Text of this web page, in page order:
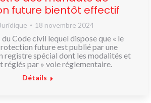
future bientôt effectif
18 novembre 2024
du Code civil lequel dispose que « le
future est publié par une
registre spécial dont les modalités et
réglés par » voie réglementaire.
Détails